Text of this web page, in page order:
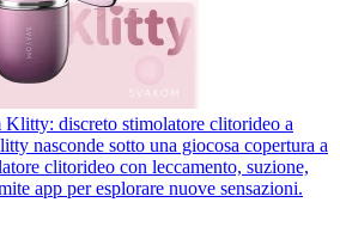
Klitty: discreto stimolatore clitorideo a
nasconde sotto una giocosa copertura a
clitorideo con leccamento, suzione,
app per esplorare nuove sensazioni.